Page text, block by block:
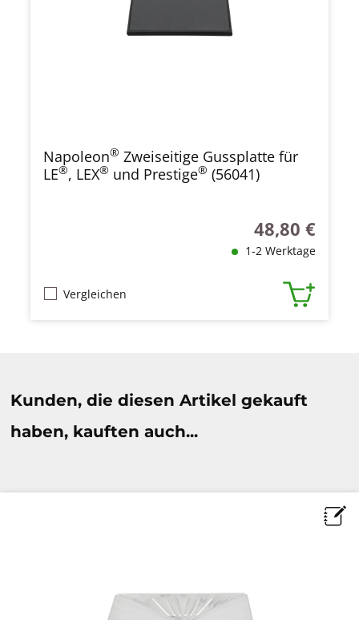
Napoleon® Zweiseitige Gussplatte für
LE®, LEX® und Prestige® (56041)
Regulärer Preis:
48,80 €
1-2 Werktage
Vergleichen
Kunden, die diesen Artikel gekauft
haben, kauften auch...